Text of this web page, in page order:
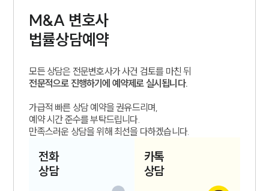
M&A 변호사
법률상담예약
모든 상담은 전문변호사가 사건 검토를 마친 뒤
전문적으로 진행하기에 예약제로 실시됩니다.
가급적 빠른 상담 예약을 권유드리며,
예약 시간 준수를 부탁드립니다.
만족스러운 상담을 위해 최선을 다하겠습니다.
전화
상담
카톡
상담